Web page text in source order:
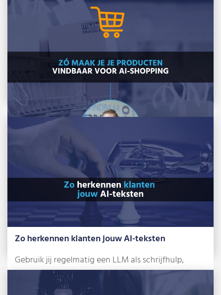
Zó maak je je producten vindbaar voor AI-
Wie een webshop heeft, kent Google Shopping
waarschijnlijk van de betaalde advertenties. Maar
wist […]
Lees meer »
Zo herkennen klanten jouw AI-teksten
Gebruik jij regelmatig een LLM als schrijfhulp,
bijvoorbeeld ChatGPT, Gemini of Claude? Dan
weet […]